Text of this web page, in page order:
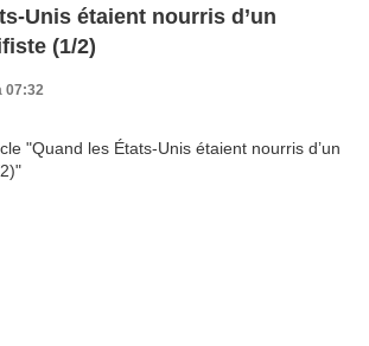
Unis étaient nourris d’un
(1/2)
07:32